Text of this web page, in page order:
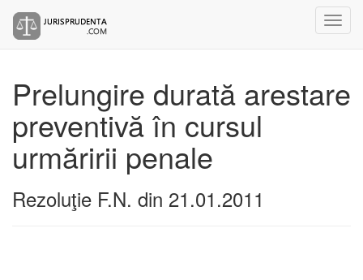
Prelungire durată arestare
preventivă în cursul
urmăririi penale
Rezoluţie F.N. din 21.01.2011